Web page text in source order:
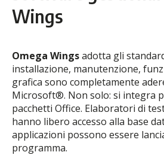
Wings
Omega Wingsadotta gli
installazione, manutenzione,
grafica sono completamente
Microsoft®. Non solo: si integra
pacchetti Office. Elaboratori di
hanno libero accesso alla base
applicazioni possono essere
programma.